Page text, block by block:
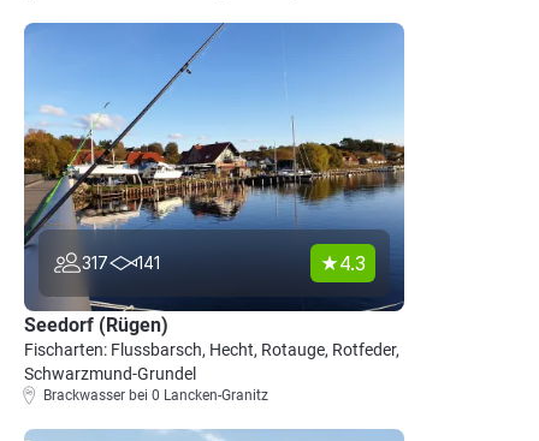
317 141 4.3
Seedorf (Rügen)
Fischarten: Flussbarsch, Hecht, Rotauge, Rotfeder,
Schwarzmund-Grundel
Brackwasser bei 0 Lancken-Granitz